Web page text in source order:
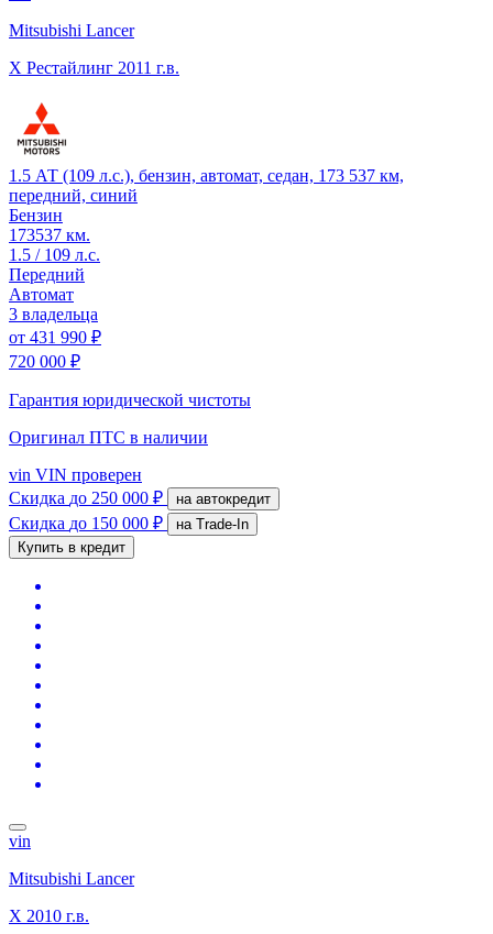
Mitsubishi Lancer
X Рестайлинг 2011 г.в.
1.5 АТ (109 л.с.), бензин, автомат, седан, 173 537 км,
передний, синий
Бензин
173537 км.
1.5 / 109 л.с.
Передний
Автомат
3 владельца
от 431 990 ₽
720 000 ₽
Гарантия юридической чистоты
Оригинал ПТС в наличии
vin VIN проверен
Скидка до 250 000 ₽ на автокредит
Скидка до 150 000 ₽
на Trade-In
Купить в кредит
vin
Mitsubishi Lancer
X 2010 г.в.